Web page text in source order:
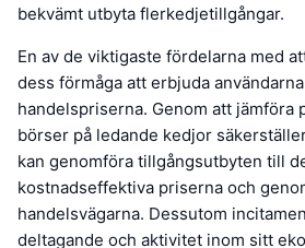
bekvämt utbyta flerkedjetillgångar.
En av de viktigaste fördelarna med
dess förmåga att erbjuda
handelspriserna. Genom att jämföra
börser på ledande kedjor
kan genomföra tillgångsutbyten till
kostnadseffektiva priserna och
handelsvägarna. Dessutom
deltagande och aktivitet inom sitt